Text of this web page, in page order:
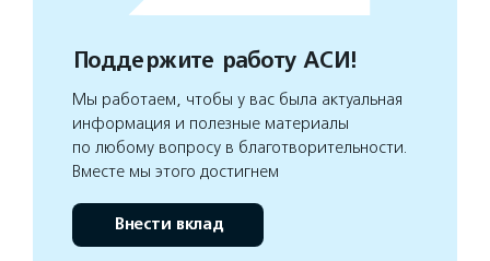
Поддержите работу АСИ!
Мы работаем, чтобы у вас была актуальная
информация и полезные материалы
по любому вопросу в благотворительности.
Вместе мы этого достигнем
Внести вклад